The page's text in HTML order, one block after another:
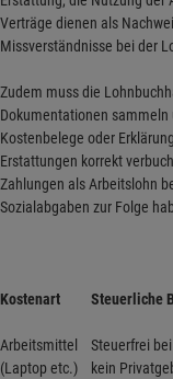
Verträge dienen als
Missverständnisse bei der
Zudem muss die
Dokumentationen sammeln
Kostenbelege oder
Erstattungen korrekt
Zahlungen als Arbeitslohn
Sozialabgaben zur Folge
Kostenart Steuerliche
Arbeitsmittel
(Laptop etc.)
Steuerfrei
kein